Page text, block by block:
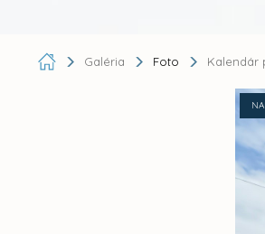
Galéria Foto Kalendár